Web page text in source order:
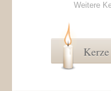
Weitere